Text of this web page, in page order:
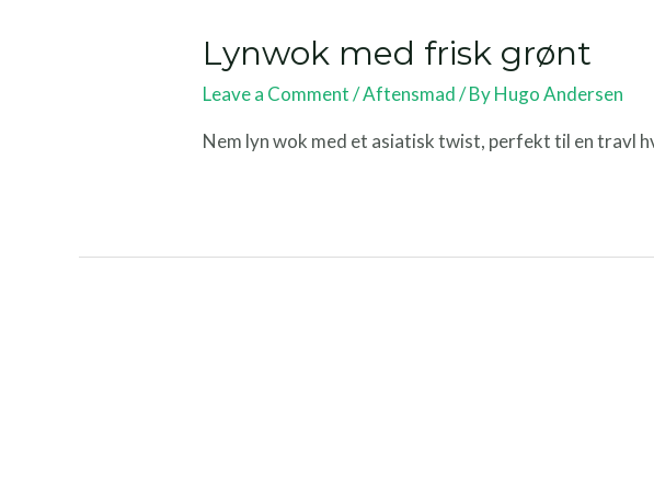
Lynwok med frisk grønt
Leave a Comment /Aftensmad/ ByHugo Andersen
Nem lyn wok med et asiatisk twist, perfekt til en travl